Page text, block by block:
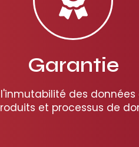
Garantie
des
et processus de